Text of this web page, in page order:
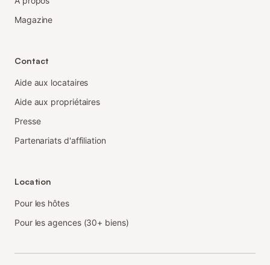
Magazine
Contact
Aide aux locataires
Aide aux propriétaires
Presse
Partenariats d'affiliation
Location
Pour les hôtes
Pour les agences (30+ biens)